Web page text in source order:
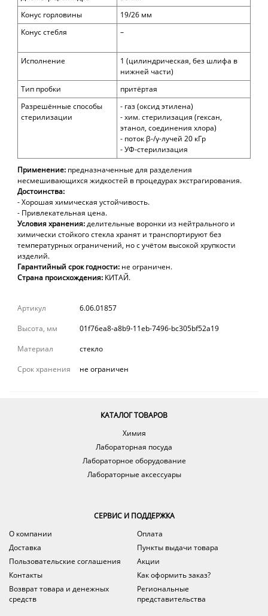
Конус горловины
19/26 мм
Конус стебля
–
Исполнение
1 (цилиндрическая, без шлифа в
нижней части)
Тип пробки
притёртая
Разрешённые способы
стерилизации
- газ (оксид этилена)
- хим. стерилизация (гексан,
этанол, соединения хлора)
- поток β-/γ-лучей 20 кГр
- УФ-стерилизация
Применение: предназначенные для разделения
несмешивающихся жидкостей в процедурах экстрагирования.
Достоинства:
- Хорошая химическая устойчивость.
- Привлекательная цена.
Условия хранения:делительные воронки из нейтрального и
химически стойкого стекла хранят и транспортируют без
температурных ограничений, но с учётом высокой хрупкости
изделий.
Гарантийный срок годности: не ограничен.
Страна происхождения: КИТАЙ.
Артикул
6.06.01857
Высота, мм
01f76ea8-a8b9-11eb-7496-bc305bf52a19
Материал
стекло
Срок хранения
не ограничен
КАТАЛОГ ТОВАРОВ
Химия
Лабораторная посуда
Лабораторное оборудование
Лабораторные аксессуары
СЕРВИС И ПОДДЕРЖКА
О компании
Оплата
Доставка
Пункты выдачи товара
Пользовательские соглашения
Акции
Контакты
Как оформить заказ?
Возврат товара и денежных
средств
Региональные
представительства